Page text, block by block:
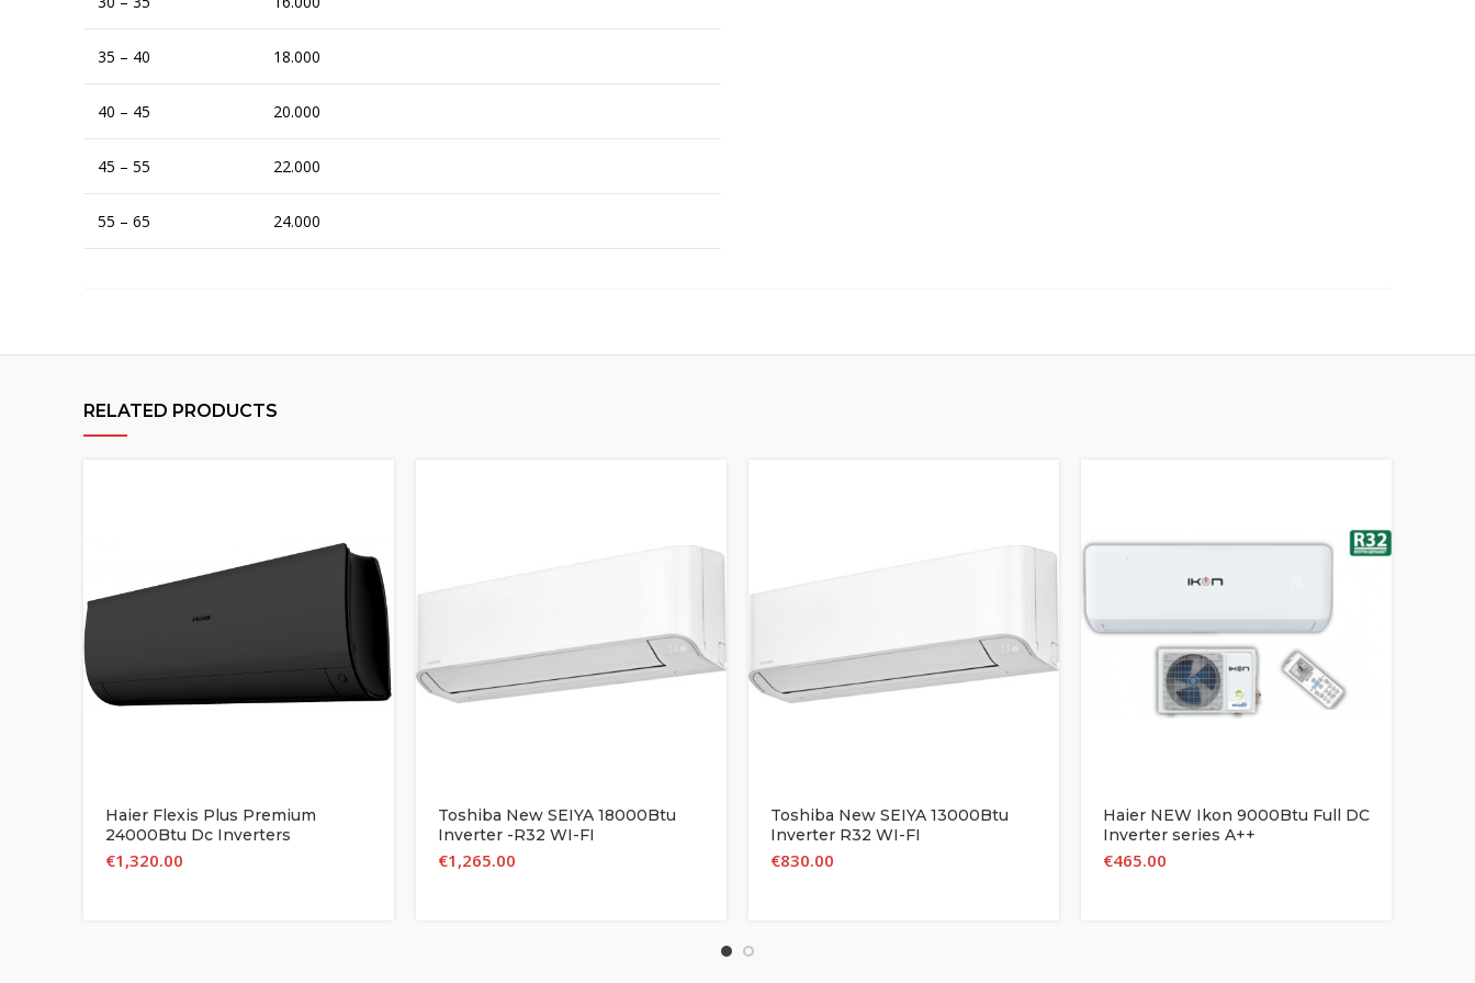
35 – 40 18.000
40 – 45 20.000
45 – 55 22.000
55 – 65 24.000
RELATED PRODUCTS
Haier Flexis Plus Premium
24000Btu Dc Inverters
AS71S2SF1FA-CW A+++ Matt
Black
€1,320.00
Toshiba New SEIYA 18000Btu
Inverter -R32 WI-FI
€1,265.00
Toshiba New SEIYA 13000Btu
Inverter R32 WI-FI
€830.00
Haier NEW Ikon 9000Btu Full DC
Inverter series A++
€465.00